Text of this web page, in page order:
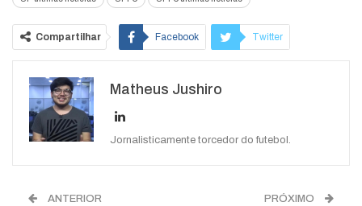
Compartilhar Facebook Twitter
WhatsApp
Matheus Jushiro
Jornalisticamente torcedor do futebol.
ANTERIOR PRÓXIMO